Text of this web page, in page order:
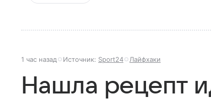
1 час назад Источник: Sport24 Лайфхаки
Нашла рецепт